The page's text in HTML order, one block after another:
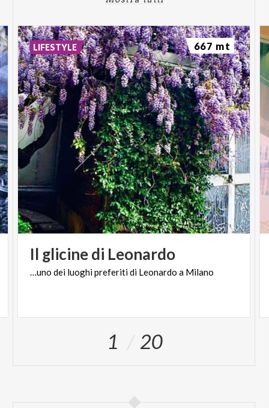
Il glicinedi Leonardo
…uno dei luoghipreferitidi Leonardo a Milano
LIFESTYLE 667 mt
1 20